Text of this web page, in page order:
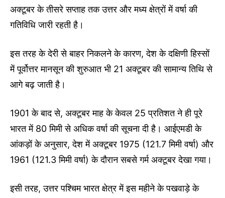
अक्टूबर के तीसरे सप्ताह तक उत्तर और मध्य क्षेत्रों में वर्षा की
गतिविधि जारी रहती है।
इस तरह के देरी से बाहर निकलने के कारण, देश के दक्षिणी हिस्सों
में पूर्वोत्तर मानसून की शुरुआत भी 21 अक्टूबर की सामान्य तिथि से
आगे बढ़ जाती है।
1901 के बाद से, अक्टूबर माह के केवल 25 प्रतिशत ने ही पूरे
भारत में 80 मिमी से अधिक वर्षा की सूचना दी है। आईएमडी के
आंकड़ों के अनुसार, देश में अक्टूबर 1975 (121.7 मिमी वर्षा) और
1961 (121.3 मिमी वर्षा) के दौरान सबसे गर्म अक्टूबर देखा गया।
इसी तरह, उत्तर पश्चिम भारत क्षेत्र में इस महीने के पखवाड़े के